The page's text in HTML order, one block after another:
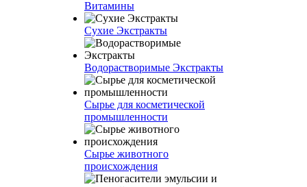
Витамины
Сухие Экстракты
Водорастворимые Экстракты
Сырье для косметической
промышленности
Сырье животного
происхождения